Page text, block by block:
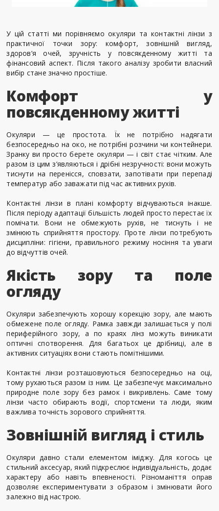
У цій статті ми порівняємо окуляри та контактні лінзи з
практичної точки зору: комфорт, зовнішній вигляд,
здоров’я очей, зручність у повсякденному житті та
фінансовий аспект. Після такого аналізу зробити власний
вибір стане значно простіше.
Комфорт у
повсякденному житті
Окуляри — це простота. Їх не потрібно надягати
безпосередньо на око, не потрібні розчини чи контейнери.
Зранку ви просто берете окуляри — і світ стає чітким. Але
разом із цим з’являються і дрібні незручності: вони можуть
тиснути на перенісся, сповзати, запотівати при перепаді
температур або заважати під час активних рухів.
Контактні лінзи в плані комфорту відчуваються інакше.
Після періоду адаптації більшість людей просто перестає їх
помічати. Вони не обмежують рухів, не тиснуть і не
змінюють сприйняття простору. Проте лінзи потребують
дисципліни: гігієни, правильного режиму носіння та уваги
до відчуттів очей.
Якість зору та поле
огляду
Окуляри забезпечують хорошу корекцію зору, але мають
обмежене поле огляду. Рамка завжди залишається у полі
периферійного зору, а по краях лінз можуть виникати
оптичні спотворення. Для багатьох це дрібниці, але в
активних ситуаціях вони стають помітнішими.
Контактні лінзи розташовуються безпосередньо на оці,
тому рухаються разом із ним. Це забезпечує максимально
природне поле зору без рамок і викривлень. Саме тому
лінзи часто обирають водії, спортсмени та люди, яким
важлива точність зорового сприйняття.
Зовнішній вигляд і стиль
Окуляри давно стали елементом іміджу. Для когось це
стильний аксесуар, який підкреслює індивідуальність, додає
характеру або навіть впевненості. Різноманіття оправ
дозволяє експериментувати з образом і змінювати його
залежно від настрою.